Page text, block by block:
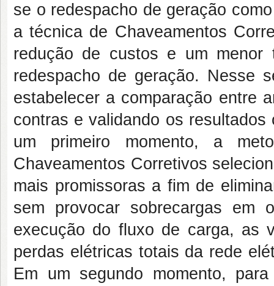
se o redespacho de geração
a técnica de Chaveamentos
redução de custos e um menor
redespacho de geração. Nesse
estabelecer a comparação entre
contras e validando os
um primeiro momento, a
Chaveamentos Corretivos
mais promissoras a fim de
sem provocar sobrecargas em
execução do fluxo de carga, as
perdas elétricas totais da rede
Em um segundo momento,